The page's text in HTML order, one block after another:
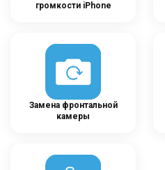
громкости iPhone
Замена фронтальной
камеры